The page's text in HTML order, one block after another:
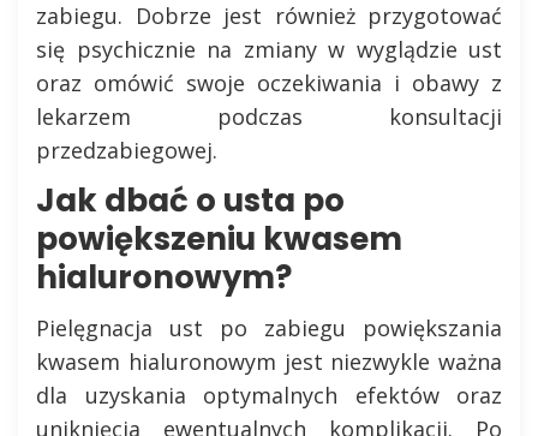
zabiegu. Dobrze jest również przygotować
się psychicznie na zmiany w wyglądzie ust
oraz omówić swoje oczekiwania i obawy z
lekarzem podczas konsultacji
przedzabiegowej.
Jak dbać o usta po
powiększeniu kwasem
hialuronowym?
Pielęgnacja ust po zabiegu powiększania
kwasem hialuronowym jest niezwykle ważna
dla uzyskania optymalnych efektów oraz
uniknięcia ewentualnych komplikacji. Po